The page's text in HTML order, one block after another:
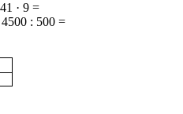
У 41 · 9 =
: 500 =